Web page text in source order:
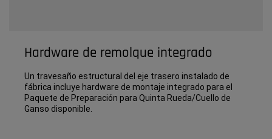
Hardware de remolque integrado
Un travesaño estructural del eje trasero instalado de
fábrica incluye hardware de montaje integrado para el
Paquete de Preparación para Quinta Rueda/Cuello de
Ganso disponible.